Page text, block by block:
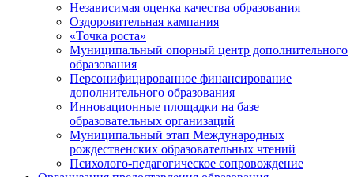
Независимая оценка качества образования
Оздоровительная кампания
«Точка роста»
Муниципальный опорный центр дополнительного
образования
Персонифицированное финансирование
дополнительного образования
Инновационные площадки на базе
образовательных организаций
Муниципальный этап Международных
рождественских образовательных чтений
Психолого-педагогическое сопровождение